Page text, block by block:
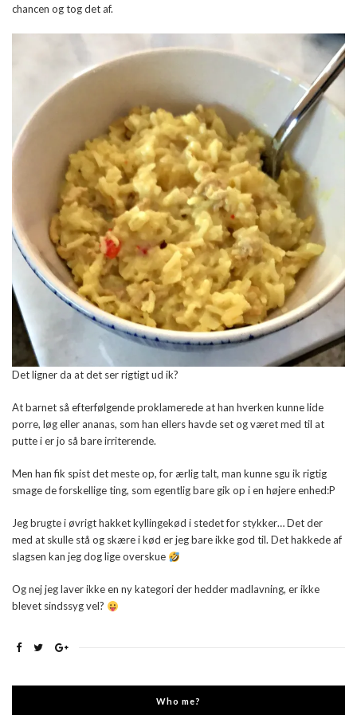
chancen og tog det af.
Det ligner da at det ser rigtigt ud ik?
At barnet så efterfølgende proklamerede at han hverken kunne lide
porre, løg eller ananas, som han ellers havde set og været med til at
putte i er jo så bare irriterende.
Men han fik spist det meste op, for ærlig talt, man kunne sgu ik rigtig
smage de forskellige ting, som egentlig bare gik op i en højere enhed:P
Jeg brugte i øvrigt hakket kyllingekød i stedet for stykker… Det der
med at skulle stå og skære i kød er jeg bare ikke god til. Det hakkede af
slagsen kan jeg dog lige overskue
Og nej jeg laver ikke en ny kategori der hedder madlavning, er ikke
blevet sindssyg vel?
Who me?